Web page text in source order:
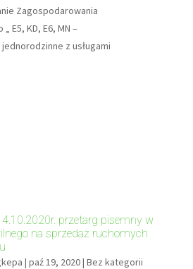
Zagospodarowania
E5, KD, E6, MN –
z usługami
przetarg pisemny w
na sprzedaż ruchomych
| paź 19, 2020| Bez kategorii